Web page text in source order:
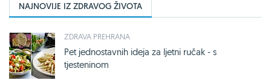
NAJNOVIJE IZ ZDRAVOG ŽIVOTA
ZDRAVA PREHRANA
Pet jednostavnih ideja za ljetni ručak - s
tjesteninom